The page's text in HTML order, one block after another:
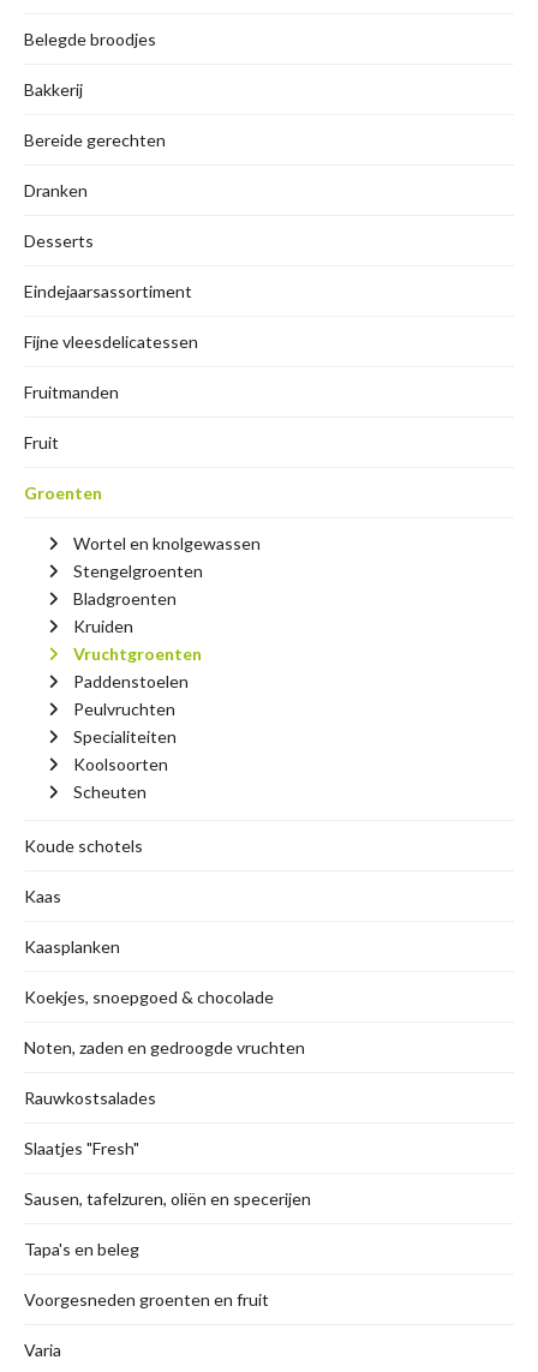
Belegde broodjes
Bakkerij
Bereide gerechten
Dranken
Desserts
Eindejaarsassortiment
Fijne vleesdelicatessen
Fruitmanden
Fruit
Groenten
Wortel en knolgewassen
Stengelgroenten
Bladgroenten
Kruiden
Vruchtgroenten
Paddenstoelen
Peulvruchten
Specialiteiten
Koolsoorten
Scheuten
Koude schotels
Kaas
Kaasplanken
Koekjes, snoepgoed & chocolade
Noten, zaden en gedroogde vruchten
Rauwkostsalades
Slaatjes "Fresh"
Sausen, tafelzuren, oliën en specerijen
Tapa's en beleg
Voorgesneden groenten en fruit
Varia